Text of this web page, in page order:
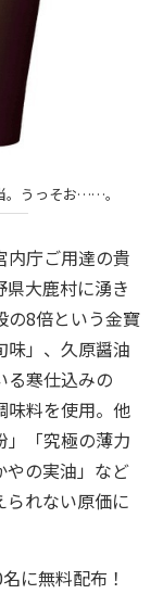
。うっそお……。
庁ご用達の貴
大鹿村に湧き
の8倍という金寶
味」、久原醤油
る寒仕込みの
味料を使用。他
」「究極の薄力
やの実油」など
られない原価に
に無料配布！